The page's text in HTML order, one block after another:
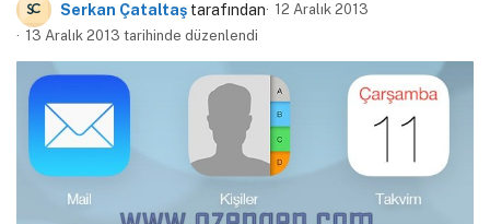
Serkan Çataltaş tarafından
12 Aralık 2013
13 Aralık 2013 tarihinde düzenlendi